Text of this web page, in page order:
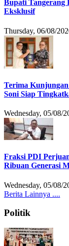
Bupati Tangerang
Eksklusif
Thursday, 06/08/
Terima
Soni Siap
Wednesday, 05/08/
Fraksi PDI
Ribuan Generasi
Wednesday, 05/08/
Berita Lainnya ....
Politik